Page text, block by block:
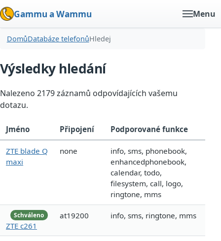
Gammu a Wammu Menu
DomůDatabáze telefonůHledej
Výsledky hledání
Nalezeno 2179 záznamů odpovídajících vašemu
dotazu.
Jméno Připojení Podporované funkce
ZTE blade Q
maxi
none
info, sms, phonebook,
enhancedphonebook,
calendar, todo,
filesystem, call, logo,
ringtone, mms
Schváleno
ZTE c261
at19200 info, sms, ringtone, mms